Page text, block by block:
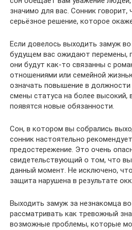
значимо для вас. Сонник говорит,
серьёзное решение, которое
Если довелось выходить замуж
будущем вас ожидают перемены,
они будут как-то связанны с
отношениями или семейной
означать повышение в должности
смены статуса на более высокий,
появятся новые обязанности.
Сон, в котором вы собрались
сонник настоятельно
предостережение. Это очень
свидетельствующий о том, что
данный момент. Не исключено,
защита нарушена в результате
Выходить замуж за незнакомца
рассматривать как тревожный
возможные проблемы, которые